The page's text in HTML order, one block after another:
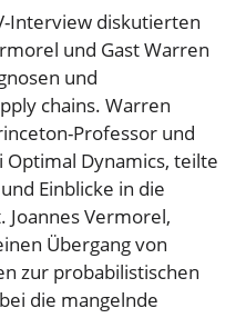
Interview diskutierten
und Gast Warren
und
chains. Warren
Professor und
Dynamics, teilte
Einblicke in die
Joannes Vermorel,
Übergang von
zur probabilistischen
die mangelnde